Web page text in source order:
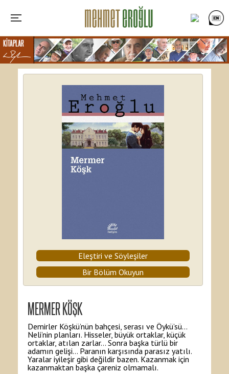
Eleştiri ve Söyleşiler
Bir Bölüm Okuyun
MERMER KÖŞK
Demirler Köşkü’nün bahçesi, serası ve Öykü’sü…
Neli’nin planları. Hisseler, büyük ortaklar, küçük
ortaklar, atılan zarlar… Sonra başka türlü bir
adamın gelişi… Paranın karşısında parasız yatılı.
Yaralar iyileşir gibi değildir bazen. Kazanmak için
kazanmaktan başka çareniz olmamalı.